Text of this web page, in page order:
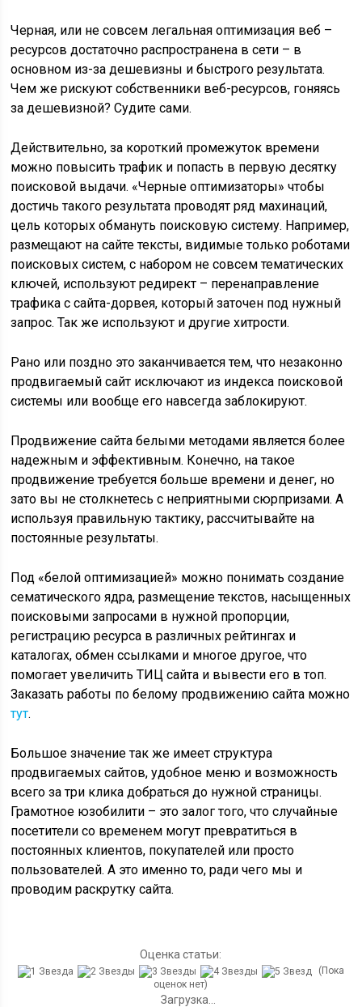
Черная, или не совсем легальная оптимизация веб –
ресурсов достаточно распространена в сети – в
основном из-за дешевизны и быстрого результата.
Чем же рискуют собственники веб-ресурсов, гоняясь
за дешевизной? Судите сами.
Действительно, за короткий промежуток времени
можно повысить трафик и попасть в первую десятку
поисковой выдачи. «Черные оптимизаторы» чтобы
достичь такого результата проводят ряд махинаций,
цель которых обмануть поисковую систему. Например,
размещают на сайте тексты, видимые только роботами
поисковых систем, с набором не совсем тематических
ключей, используют редирект – перенаправление
трафика с сайта-дорвея, который заточен под нужный
запрос. Так же используют и другие хитрости.
Рано или поздно это заканчивается тем, что незаконно
продвигаемый сайт исключают из индекса поисковой
системы или вообще его навсегда заблокируют.
Продвижение сайта белыми методами является более
надежным и эффективным. Конечно, на такое
продвижение требуется больше времени и денег, но
зато вы не столкнетесь с неприятными сюрпризами. А
используя правильную тактику, рассчитывайте на
постоянные результаты.
Под «белой оптимизацией» можно понимать создание
сематического ядра, размещение текстов, насыщенных
поисковыми запросами в нужной пропорции,
регистрацию ресурса в различных рейтингах и
каталогах, обмен ссылками и многое другое, что
помогает увеличить ТИЦ сайта и вывести его в топ.
Заказать работы по белому продвижению сайта можно
тут.
Большое значение так же имеет структура
продвигаемых сайтов, удобное меню и возможность
всего за три клика добраться до нужной страницы.
Грамотное юзобилити – это залог того, что случайные
посетители со временем могут превратиться в
постоянных клиентов, покупателей или просто
пользователей. А это именно то, ради чего мы и
проводим раскрутку сайта.
Оценка статьи:
(Пока
оценок нет)
Загрузка...